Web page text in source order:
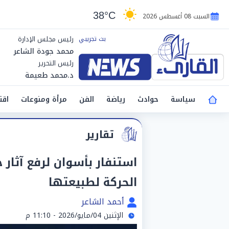
السبت 08 أغسطس 2026 38°C
رئيس مجلس الإدارة
محمد جودة الشاعر
رئيس التحرير
د.محمد طعيمة
سياسة
حوادث رياضة الفن مرأة ومنوعات
تقارير
استنفار بأسوان لرفع
الحركة لطبيعتها
أحمد الشاعر
الإثنين 04/مايو/2026 - 11:10 م